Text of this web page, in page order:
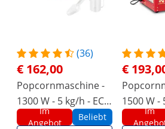
(36)
€ 162,00
Popcornmaschine -
1300 W - 5 kg/h - ECO
- rot - Royal Catering
Im
Angebot
Beliebt
€
1500 W -
Royal
Im